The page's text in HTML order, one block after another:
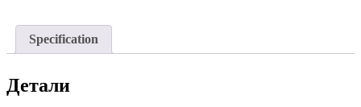
Specification
Детали